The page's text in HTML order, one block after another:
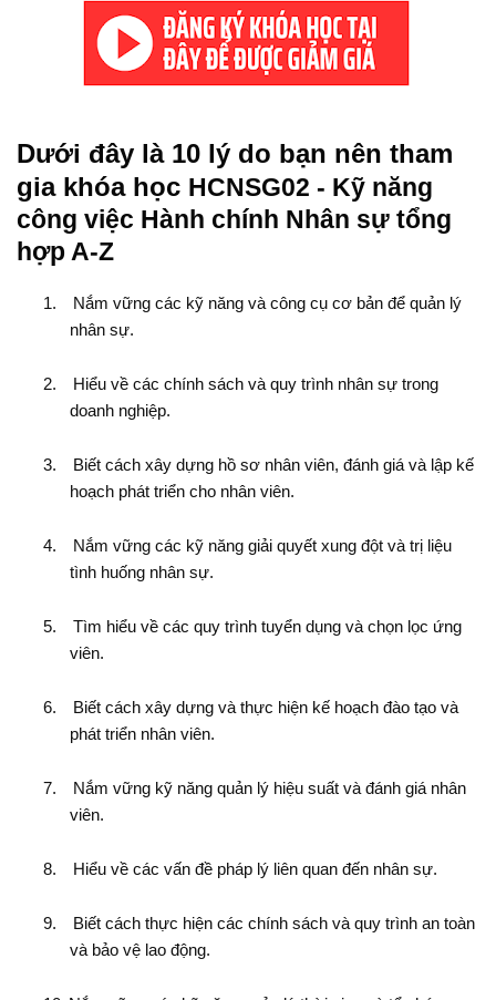
Dưới đây là 10 lý do bạn nên tham
gia khóa học HCNSG02 - Kỹ năng
công việc Hành chính Nhân sự tổng
hợp A-Z
1.
Nắm vững các kỹ năng và công cụ cơ bản để quản lý
nhân sự.
2.
Hiểu về các chính sách và quy trình nhân sự trong
doanh nghiệp.
3.
Biết cách xây dựng hồ sơ nhân viên, đánh giá và lập kế
hoạch phát triển cho nhân viên.
4.
Nắm vững các kỹ năng giải quyết xung đột và trị liệu
tình huống nhân sự.
5.
Tìm hiểu về các quy trình tuyển dụng và chọn lọc ứng
viên.
6.
Biết cách xây dựng và thực hiện kế hoạch đào tạo và
phát triển nhân viên.
7.
Nắm vững kỹ năng quản lý hiệu suất và đánh giá nhân
viên.
8. Hiểu về các vấn đề pháp lý liên quan đến nhân sự.
9.
Biết cách thực hiện các chính sách và quy trình an toàn
và bảo vệ lao động.